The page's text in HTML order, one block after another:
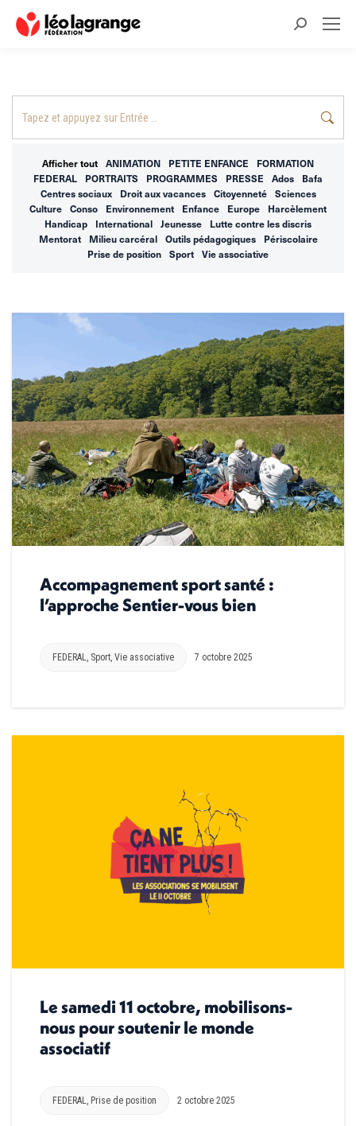
Recherche
Afficher tout ANIMATION PETITE ENFANCE
FORMATION
FEDERAL
PORTRAITS PROGRAMMES PRESSE Ados
Bafa
Centres sociaux
Droit aux vacances Citoyenneté
Sciences
Culture
Conso Environnement Enfance Europe
Harcèlement
Handicap
International Jeunesse
Lutte contre les discris
Mentorat
Milieu carcéral Outils pédagogiques
Périscolaire
Prise de position
Sport Vie associative
Accompagnement sport santé :
l’approche Sentier-vous bien
FEDERAL, Sport, Vie associative 7 octobre 2025
Le samedi 11 octobre, mobilisons-
nous pour soutenir le monde
associatif
FEDERAL Prise de position 2 octobre 2025